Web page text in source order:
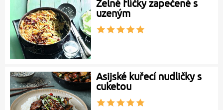
Zelné flíčky zapečené s
uzeným
Asijské kuřecí nudličky s
cuketou